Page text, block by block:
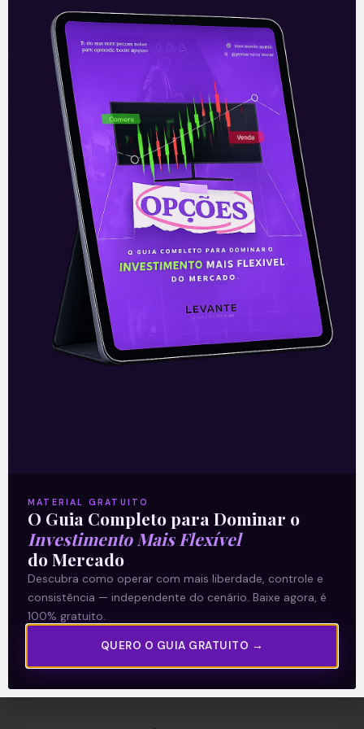
Venda da Petrobras
No mesmo dia em que foi anunciado mais
um novo ajuste de alta nos preços do
diesel e da gasolina para as
distribuidoras, o governo
Leia mais
26/10/2021
Termos e Condições
Política de Privacidade
Explore
Artigos
E Eu Com Isso?
MATERIAL GRATUITO
O Guia Completo para Dominar o
Investimento Mais Flexível
do Mercado
Descubra como operar com mais liberdade, controle e
consistência — independente do cenário. Baixe agora, é
100% gratuito.
QUERO O GUIA GRATUITO →